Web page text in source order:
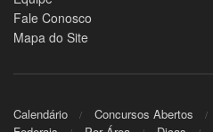
Fale Conosco
Mapa do Site
Calendário Concursos Abertos